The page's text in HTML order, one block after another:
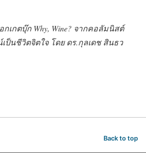
กตบุ๊ก Why, Wine? จากคอลัมนิสต์
ป็นชีวิตจิตใจ โดย ดร.กุลเดช สินธว
Back to top